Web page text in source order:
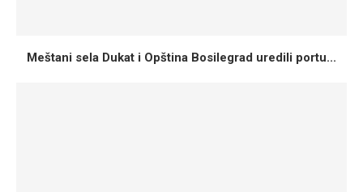
Meštani sela Dukat i Opština Bosilegrad uredili portu...